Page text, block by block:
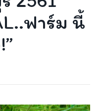
ฟาร์ม นี้